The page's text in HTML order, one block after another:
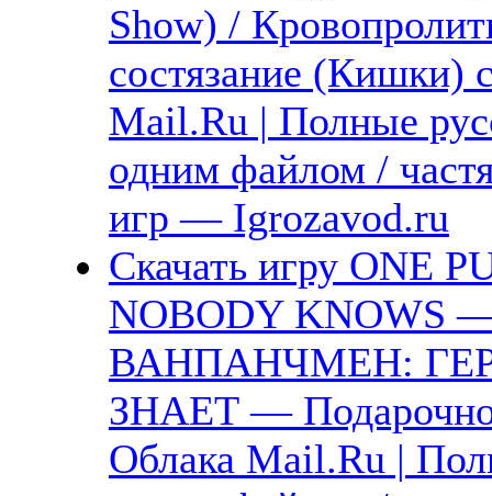
Show) /
состязание (Кишки)
Mail.Ru | Полные
одним файлом /
игр — Igrozavod.ru
Скачать игру ONE
NOBODY KNOWS
ВАНПАНЧМЕН:
ЗНАЕТ —
Облака Mail.Ru |